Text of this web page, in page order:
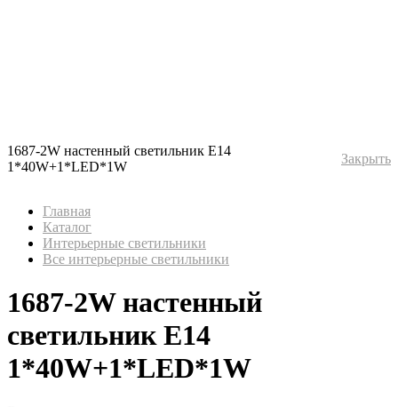
1687-2W настенный светильник Е14
1*40W+1*LED*1W
Закрыть
Главная
Каталог
Интерьерные светильники
Все интерьерные светильники
1687-2W настенный
светильник Е14
1*40W+1*LED*1W